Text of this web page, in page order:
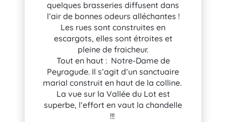
quelques brasseries diffusent dans
l’air de bonnes odeurs alléchantes !
Les rues sont construites en
escargots, elles sont étroites et
pleine de fraicheur.
Tout en haut : Notre-Dame de
Peyragude. Il s’agit d’un sanctuaire
marial construit en haut de la colline.
La vue sur la Vallée du Lot est
superbe, l’effort en vaut la chandelle
!!!